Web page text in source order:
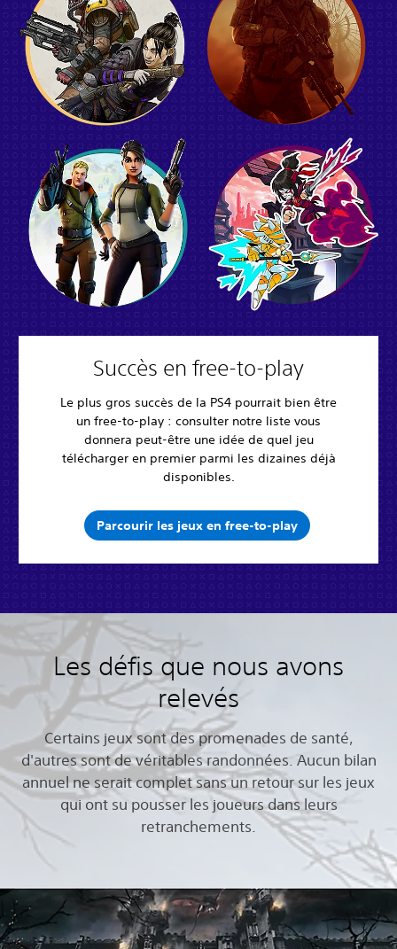
Succès en free-to-play
Le plus gros succès de la PS4 pourrait bien être
un free-to-play : consulter notre liste vous
donnera peut-être une idée de quel jeu
télécharger en premier parmi les dizaines déjà
disponibles.
Parcourir les jeux en free-to-play
Les défis que nous avons
relevés
Certains jeux sont des promenades de santé,
d'autres sont de véritables randonnées. Aucun bilan
annuel ne serait complet sans un retour sur les jeux
qui ont su pousser les joueurs dans leurs
retranchements.